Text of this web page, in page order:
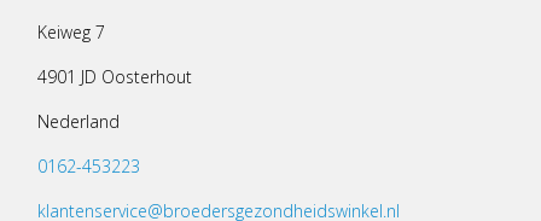
Keiweg 7
4901 JD Oosterhout
Nederland
0162-453223
klantenservice@broedersgezondheidswinkel.nl